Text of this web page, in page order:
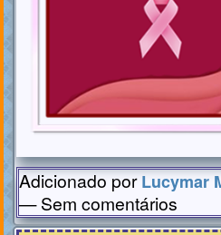
Adicionado porLucymar
— Sem comentários